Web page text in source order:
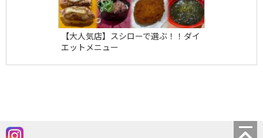
【大人気店】スシローで選ぶ！！ダイ
エットメニュー